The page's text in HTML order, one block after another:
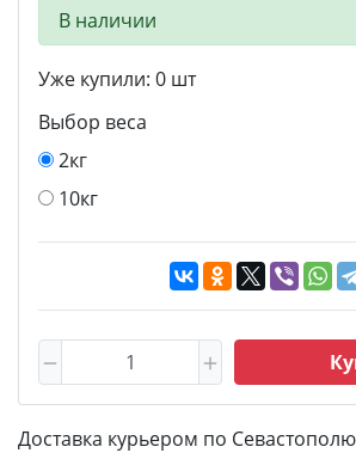
В наличии
Уже купили: 0 шт
Выбор веса
2кг
10кг
Доставка курьером по